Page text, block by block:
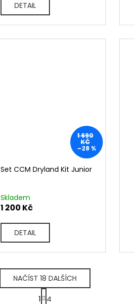
DETAIL
1 690
KČ
–28 %
Set CCM Dryland Kit Junior
Skladem
1 200 Kč
DETAIL
NAČÍST 18 DALŠÍCH
S
1 4